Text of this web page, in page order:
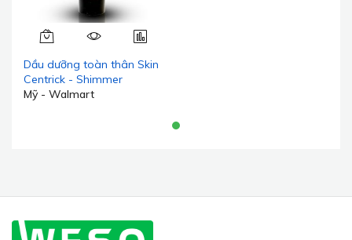
Dầu dưỡng toàn thân Skin
Centrick - Shimmer
Mỹ - Walmart